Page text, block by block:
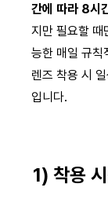
간에 따라 8시
지만 필요할 때
능한 매일 규칙
렌즈 착용 시
입니다.
1) 착용